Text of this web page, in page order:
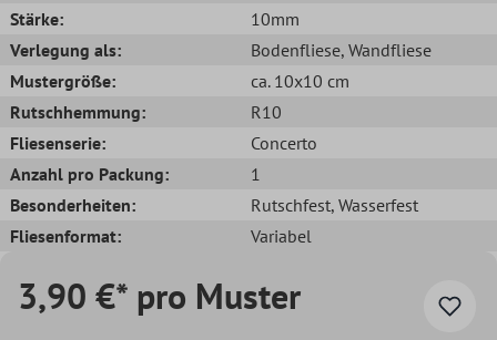
Stärke:
10mm
Verlegung als:
Bodenfliese, Wandfliese
Mustergröße:
ca. 10x10 cm
Rutschhemmung:
R10
Fliesenserie:
Concerto
Anzahl pro Packung:
1
Besonderheiten:
Rutschfest, Wasserfest
Fliesenformat:
Variabel
3,90 €* pro Muster